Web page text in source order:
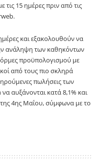
15 ημέρες πριν από τις
και εξακολουθούν να
ανάληψη των καθηκόντων
προϋπολογισμού με
από τους πιο σκληρά
πωλήσεις των
αυξάνονται κατά 8,1% και
4ης Μαΐου, σύμφωνα με το